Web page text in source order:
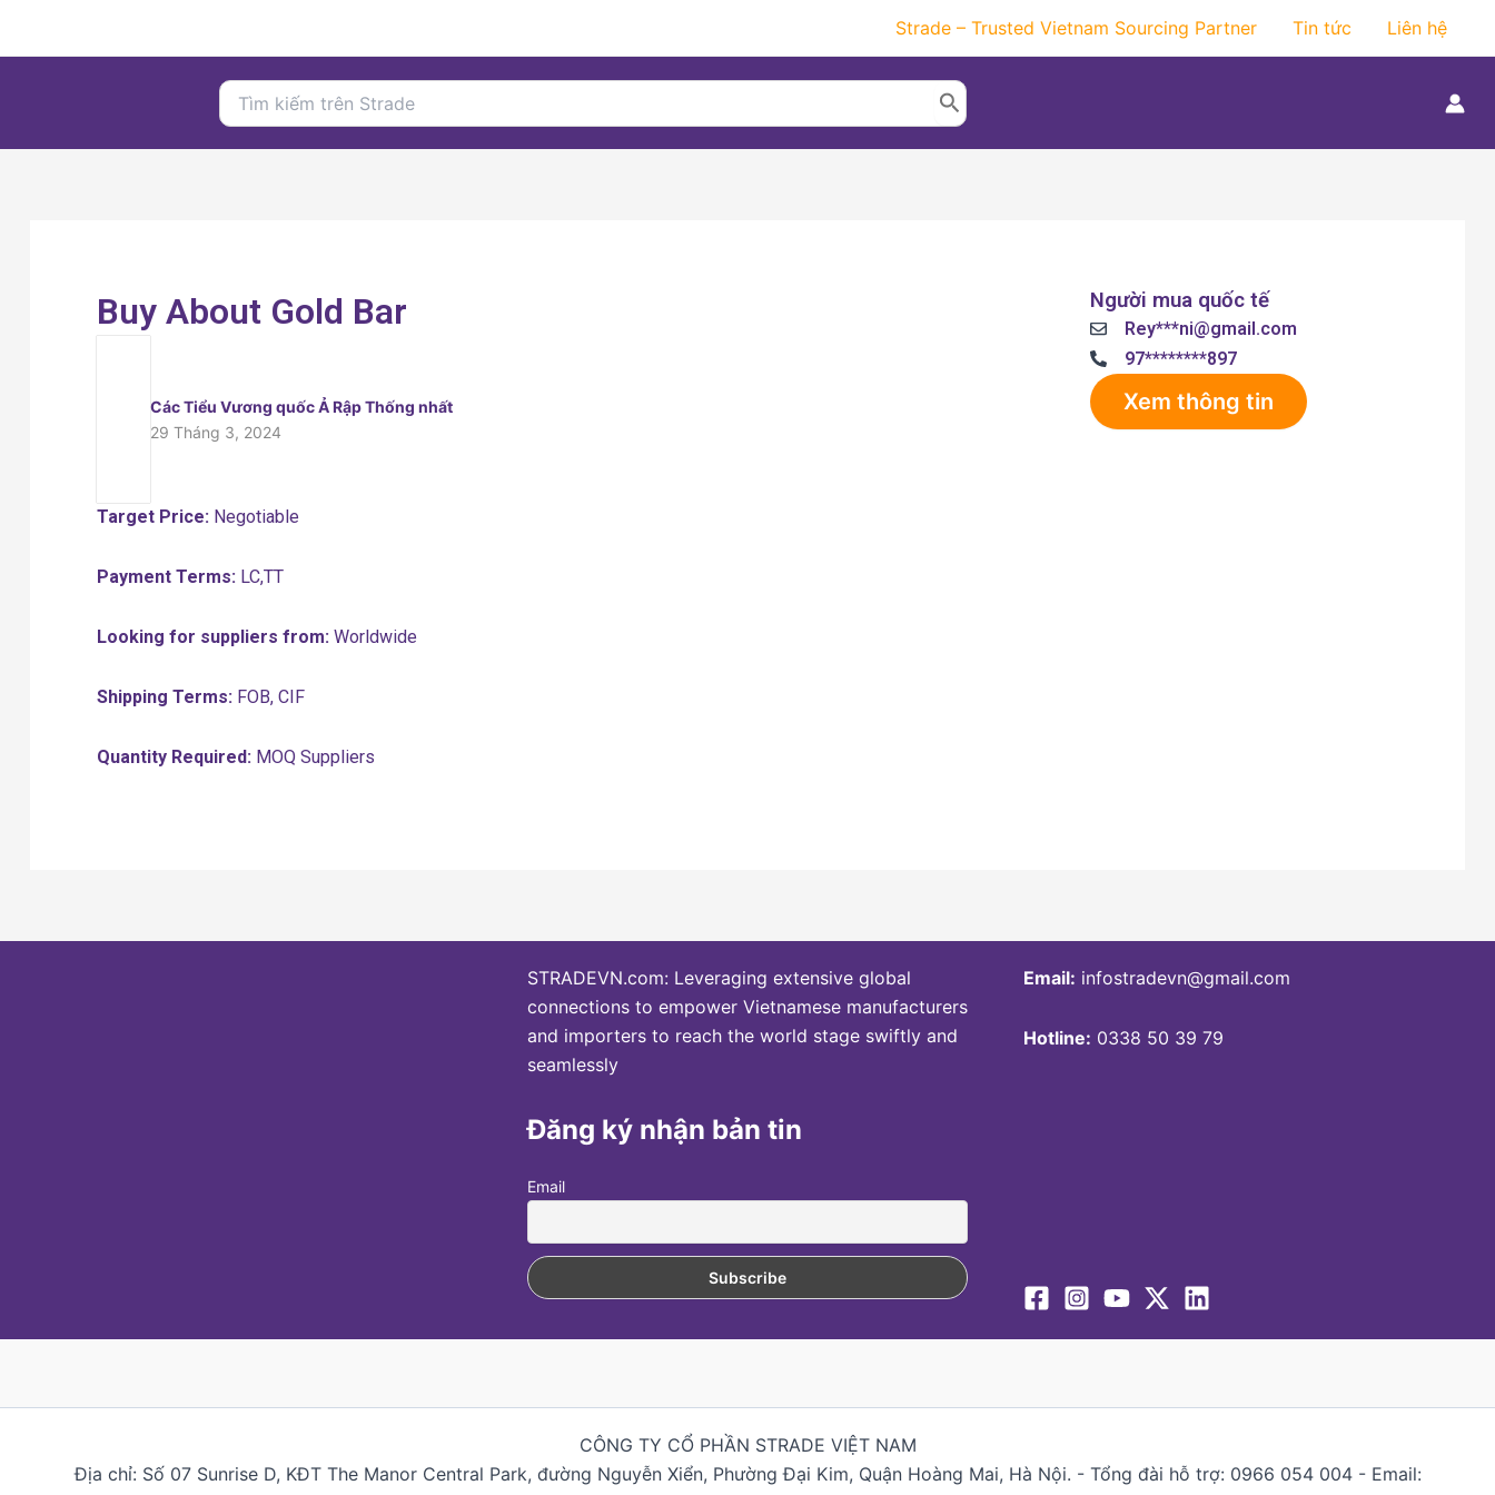
Strade – Trusted Vietnam Sourcing Partner Tin tức Liên hệ
Search
for:
Buy About Gold Bar
Các Tiểu Vương quốc Ả Rập Thống nhất
29 Tháng 3, 2024
Target Price: Negotiable
Payment Terms: LC,TT
Looking for suppliers from: Worldwide
Shipping Terms: FOB, CIF
Quantity Required: MOQ Suppliers
Người mua quốc tế
Rey***ni@gmail.com
97********897
Xem thông tin
STRADEVN.com: Leveraging extensive global
connections to empower Vietnamese manufacturers
and importers to reach the world stage swiftly and
seamlessly
Đăng ký nhận bản tin
Email
Email: infostradevn@gmail.com
Hotline: 0338 50 39 79
CÔNG TY CỔ PHẦN STRADE VIỆT NAM
Địa chỉ: Số 07 Sunrise D, KĐT The Manor Central Park, đường Nguyễn Xiển, Phường Đại Kim, Quận Hoàng Mai, Hà Nội. - Tổng đài hỗ trợ: 0966 054 004 - Email: